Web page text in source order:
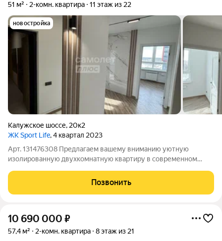
51 м² 2-комн. квартира 11 этаж из 22
новостройка
Калужское шоссе, 20к2
ЖК Sport Life, 4 квартал 2023
Арт. 131476308 Предлагаем вашему вниманию уютную
изолированную двухкомнатную квартиру в современном
комфортной жизни в Туле. Ключевые преимущества:
Позвонить
10 690 000 ₽
57,4 м² 2-комн. квартира 8 этаж из 21